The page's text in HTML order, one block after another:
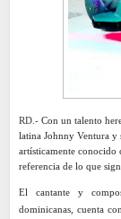
RD.- Con un talento
latina Johnny Ventura y
artísticamente conocido
referencia de lo que
El cantante y
dominicanas, cuenta